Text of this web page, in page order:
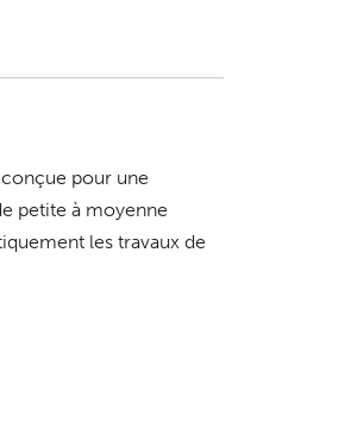
pour une
petite à moyenne
les travaux de